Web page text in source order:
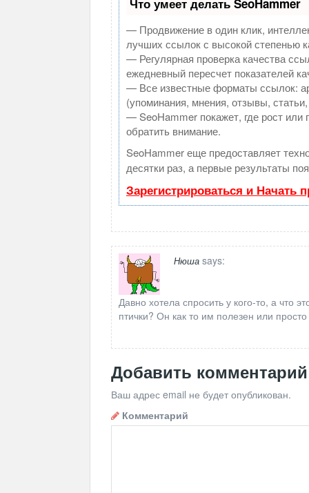
Что умеет делать SeoHammer
— Продвижение в один клик,
лучших ссылок с высокой степенью
— Регулярная проверка качества
ежедневный пересчет показателей
— Все известные форматы ссылок:
(упоминания, мнения, отзывы,
— SeoHammer покажет, где рост или
обратить внимание.
SeoHammer еще предоставляет
десятки раз, а первые результаты
Зарегистрироваться и Начать
Нюша says:
Давно хотела спросить у кого-то, а что
птички? Он как то им полезен или
Добавить комментарий
Ваш адрес email не будет опубликован.
Комментарий